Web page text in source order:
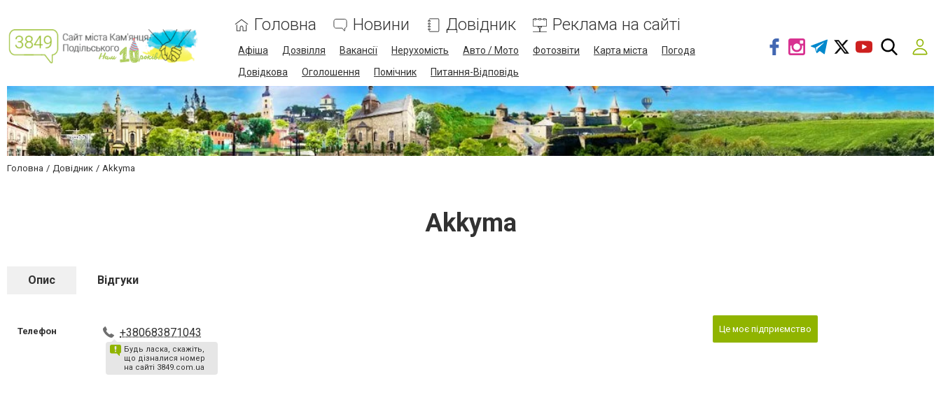
Головна Новини Довідник Реклама на сайті
Афіша Дозвілля Вакансії Нерухомість Авто / Мото Фотозвіти Карта міста
Погода
Довідкова
Оголошення Помічник Питання-Відповідь
Головна Довідник Akkyma
Akkyma
Опис Відгуки
Телефон +380683871043
Будь ласка, скажіть,
що дізналися номер
на сайті 3849.com.ua
Це моє підприємство